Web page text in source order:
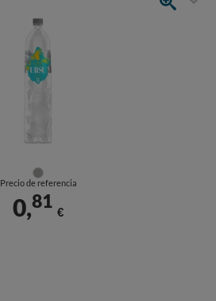
Precio de referencia
0,81
€